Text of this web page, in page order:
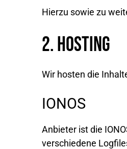
Hierzu sowie zu
2. Hosting
Wir hosten die
IONOS
Anbieter ist die
verschiedene